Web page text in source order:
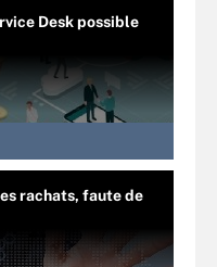
Desk possible
rachats, faute de